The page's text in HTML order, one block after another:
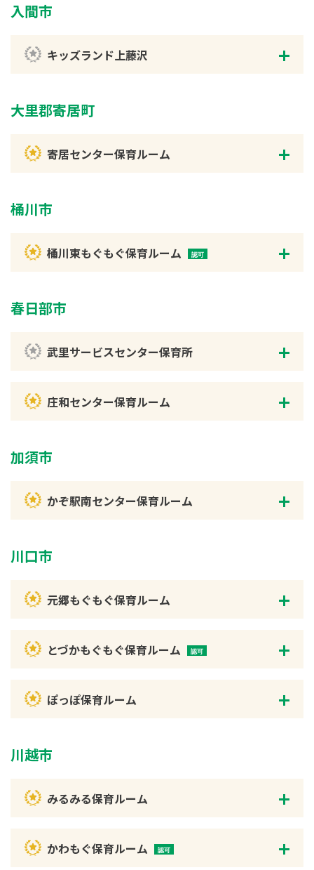
入間市
キッズランド上藤沢
大里郡寄居町
寄居センター保育ルーム
桶川市
桶川東もぐもぐ保育ルーム
春日部市
武里サービスセンター保育所
庄和センター保育ルーム
加須市
かぞ駅南センター保育ルーム
川口市
元郷もぐもぐ保育ルーム
とづかもぐもぐ保育ルーム
ぽっぽ保育ルーム
川越市
みるみる保育ルーム
かわもぐ保育ルーム